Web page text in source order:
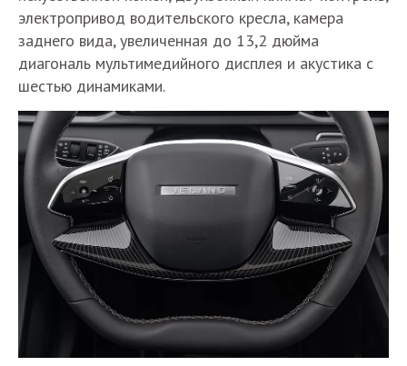
электропривод водительского кресла, камера
заднего вида, увеличенная до 13,2 дюйма
диагональ мультимедийного дисплея и акустика с
шестью динамиками.